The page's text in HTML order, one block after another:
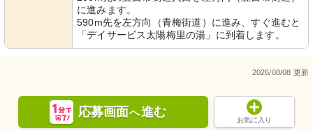
に進みます。
590m先を左方向（青梅街道）に進み、すぐ進むと
「デイサービス太陽梅里の湯」に到着します。
2026/08/08 更新
応募画面へ進む
お気に入り